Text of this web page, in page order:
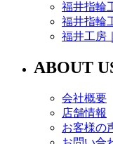
福井指輪
福井指輪
福井工房
ABOUT
会社概要
店舗情報
お客様の